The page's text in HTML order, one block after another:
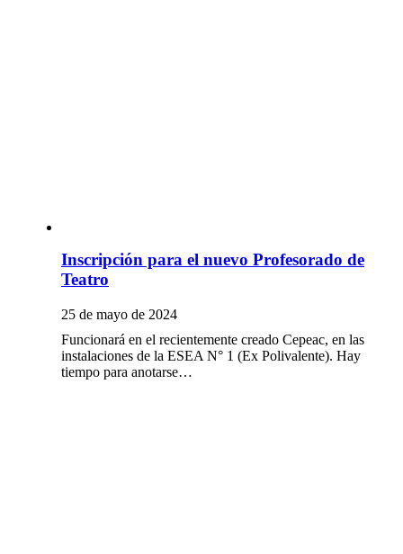
Inscripción para el nuevo Profesorado de
Teatro
25 de mayo de 2024
Funcionará en el recientemente creado Cepeac, en las
instalaciones de la ESEA N° 1 (Ex Polivalente). Hay
tiempo para anotarse…